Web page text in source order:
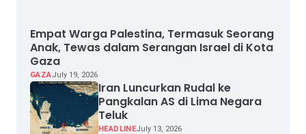
Empat Warga Palestina, Termasuk Seorang
Anak, Tewas dalam Serangan Israel di Kota
Gaza
GAZAJuly 19, 2026
Iran Luncurkan Rudal ke
Pangkalan AS di Lima Negara
Teluk
HEADLINEJuly 13, 2026